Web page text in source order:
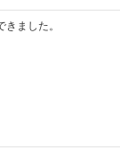
ました。